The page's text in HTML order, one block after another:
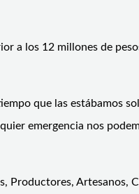
a los 12 millones de
que las
emergencia nos
Artesanos,